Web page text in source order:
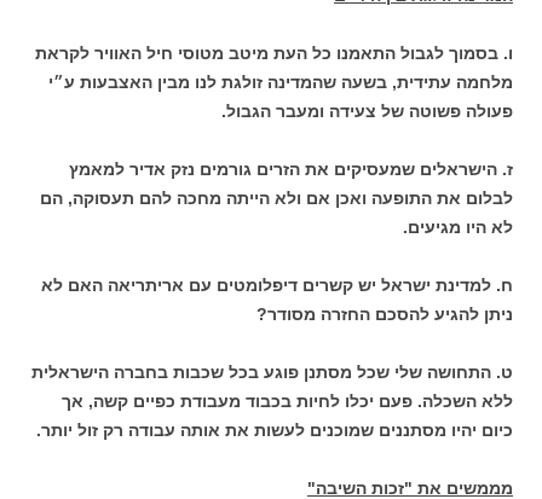
ו. בסמוך לגבול התאמנו כל העת מיטב מטוסי חיל האוויר לקראת
מלחמה עתידית, בשעה שהמדינה זולגת לנו מבין האצבעות ע״י
פעולה פשוטה של צעידה ומעבר הגבול.
ז. הישראלים שמעסיקים את הזרים גורמים נזק אדיר למאמץ
לבלום את התופעה ואכן אם ולא הייתה מחכה להם תעסוקה, הם
לא היו מגיעים.
ח. למדינת ישראל יש קשרים דיפלומטים עם אריתריאה האם לא
ניתן להגיע להסכם החזרה מסודר?
ט. התחושה שלי שכל מסתנן פוגע בכל שכבות בחברה הישראלית
ללא השכלה. פעם יכלו לחיות בכבוד מעבודת כפיים קשה, אך
כיום יהיו מסתננים שמוכנים לעשות את אותה עבודה רק זול יותר.
מממשים את "זכות השיבה"